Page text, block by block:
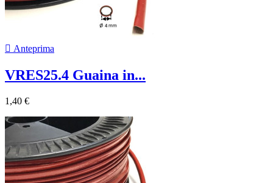
 Anteprima
VRES25.4 Guaina in...
1,40 €